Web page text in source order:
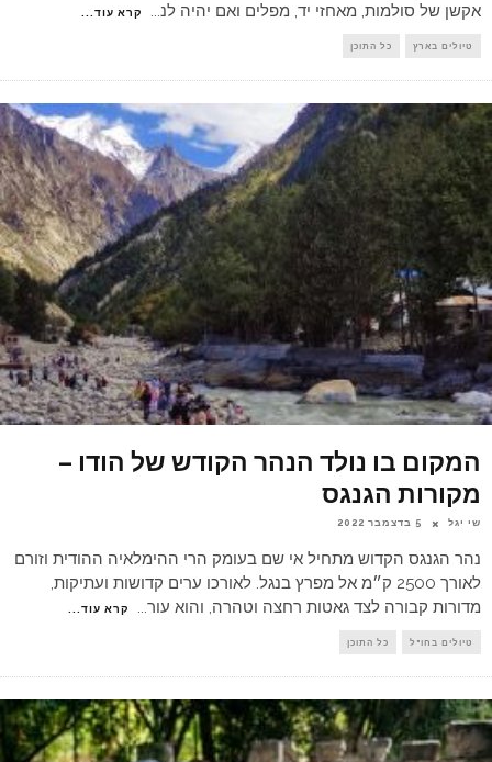
אקשן של סולמות, מאחזי יד, מפלים ואם יהיה לנ... קרא עוד...
טיולים בארץ כל התוכן
המקום בו נולד הנהר הקודש של הודו –
מקורות הגנגס
שי יגל 5 בדצמבר 2022
נהר הגנגס הקדוש מתחיל אי שם בעומק הרי ההימלאיה ההודית וזורם
לאורך 2500 ק״מ אל מפרץ בנגל. לאורכו ערים קדושות ועתיקות,
מדורות קבורה לצד גאטות רחצה וטהרה, והוא עור... קרא עוד...
טיולים בחו"ל כל התוכן